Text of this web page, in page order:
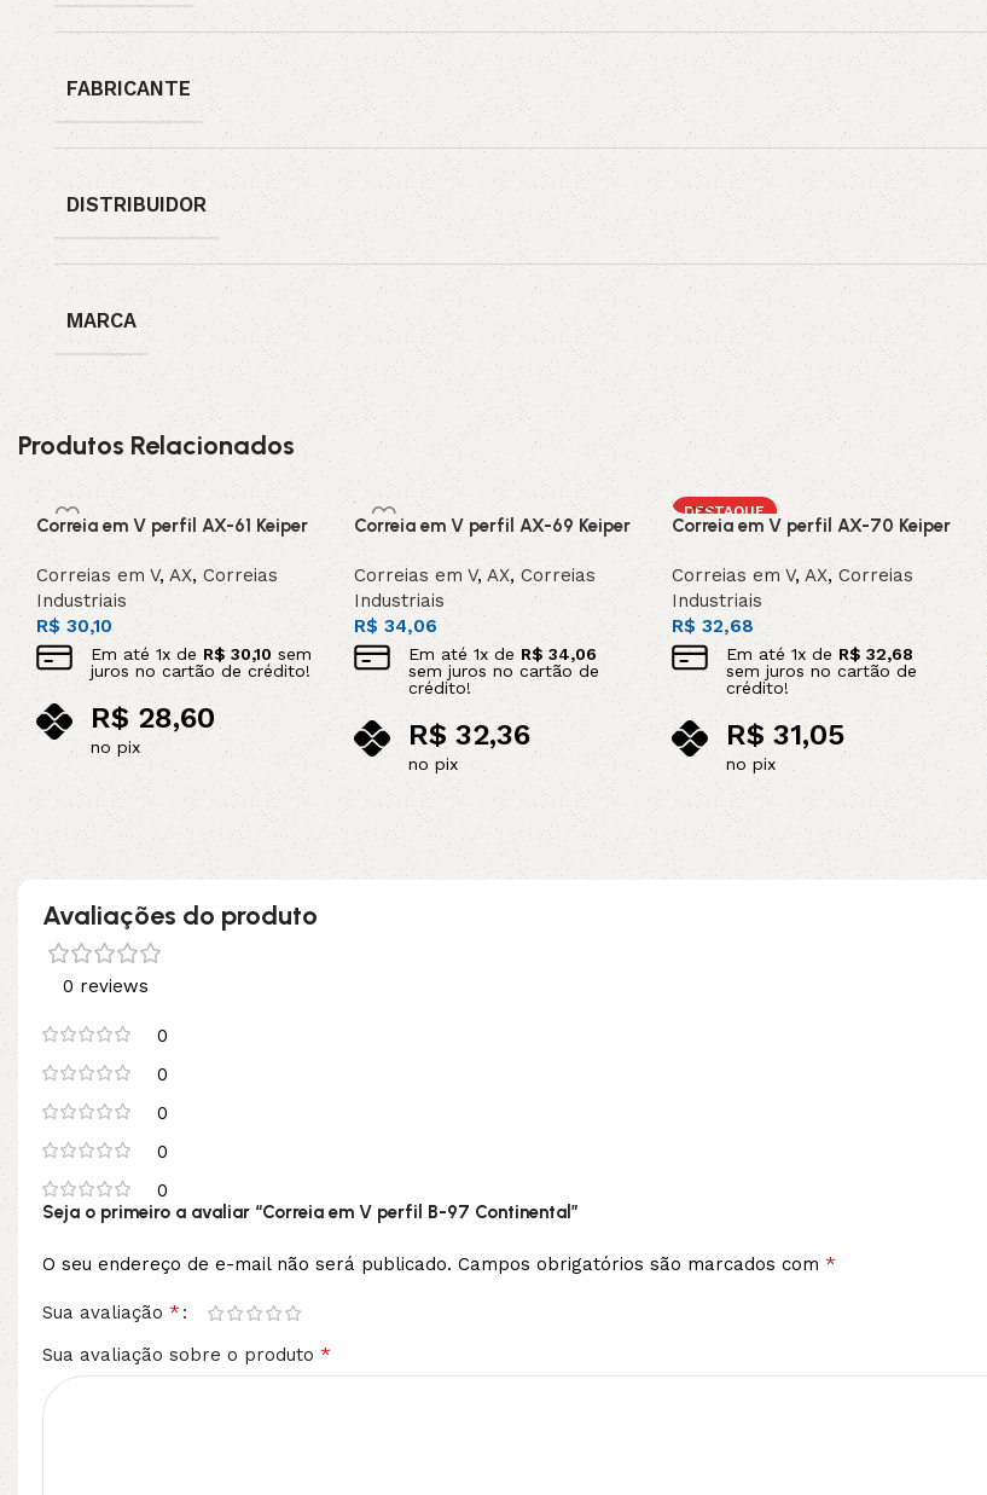
FABRICANTE
DISTRIBUIDOR
MARCA
Produtos Relacionados
Correia em V perfil AX-61 Keiper
Correias em V, AX,Correias
Industriais
R$ 30,10
Em até 1x de R$30,10sem
juros no cartão de crédito!
R$28,60
no pix
Adicionar ao carrinho
Correia em V perfil AX-69 Keiper
Correias em V,AX, Correias
Industriais
R$34,06
Em até1x de R$34,06
sem juros no cartão de
crédito!
R$ 32,36
no pix
Adicionar ao carrinho
DESTAQUE
Correia em V perfil AX-70 Keiper
Correias em V, AX,Correias
Industriais
R$32,68
Em até 1x deR$32,68
sem juros no cartão de
crédito!
R$31,05
no pix
Adicionar ao carrinho
Avaliações do produto
0 reviews
0
0
0
0
0
Seja o primeiro a avaliar “Correia em V perfil B-97 Continental”
O seu endereço de e-mail não será publicado. Campos obrigatórios são marcados com *
Sua avaliação *
Sua avaliação sobre o produto *